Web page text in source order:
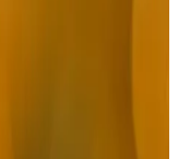
şık ve rahat